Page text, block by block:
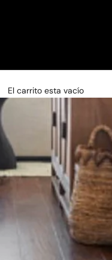
El carrito esta vacío